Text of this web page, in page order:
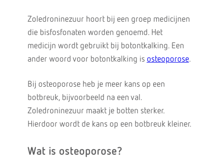
Zoledroninezuur hoort bij een groep medicijnen
die bisfosfonaten worden genoemd. Het
medicijn wordt gebruikt bij botontkalking. Een
ander woord voor botontkalking is osteoporose.
Bij osteoporose heb je meer kans op een
botbreuk, bijvoorbeeld na een val.
Zoledroninezuur maakt je botten sterker.
Hierdoor wordt de kans op een botbreuk kleiner.
Wat is osteoporose?